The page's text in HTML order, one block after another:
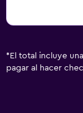
* El total incluye
pagar al hacer